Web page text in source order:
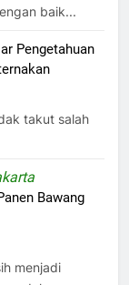
baik...
Pengetahuan
takut salah
Bawang
menjadi